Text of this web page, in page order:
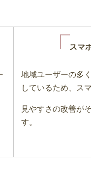
スマ
地域ユーザーの多
しているため、ス
見やすさの改善が
す。